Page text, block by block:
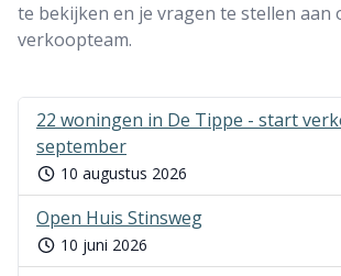
te bekijken en je vragen te stellen aan
verkoopteam.
22 woningen in De Tippe - start
september
10 augustus 2026
Open Huis Stinsweg
10 juni 2026